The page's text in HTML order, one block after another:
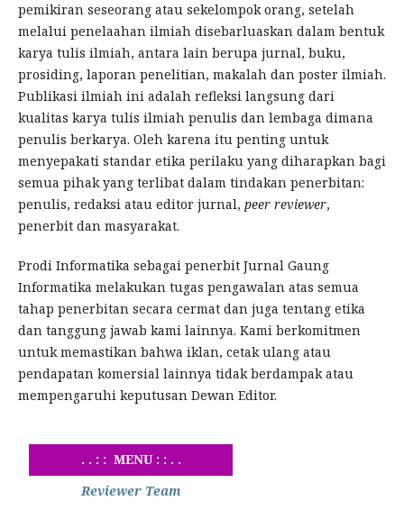
pemikiran seseorang atau sekelompok orang, setelah
melalui penelaahan ilmiah disebarluaskan dalam bentuk
karya tulis ilmiah, antara lain berupa jurnal, buku,
prosiding, laporan penelitian, makalah dan poster ilmiah.
Publikasi ilmiah ini adalah refleksi langsung dari
kualitas karya tulis ilmiah penulis dan lembaga dimana
penulis berkarya. Oleh karena itu penting untuk
menyepakati standar etika perilaku yang diharapkan bagi
semua pihak yang terlibat dalam tindakan penerbitan:
penulis, redaksi atau editor jurnal, peer reviewer,
penerbit dan masyarakat.
Prodi Informatika sebagai penerbit Jurnal Gaung
Informatika melakukan tugas pengawalan atas semua
tahap penerbitan secara cermat dan juga tentang etika
dan tanggung jawab kami lainnya. Kami berkomitmen
untuk memastikan bahwa iklan, cetak ulang atau
pendapatan komersial lainnya tidak berdampak atau
mempengaruhi keputusan Dewan Editor.
. . : : MENU : : . .
Reviewer Team